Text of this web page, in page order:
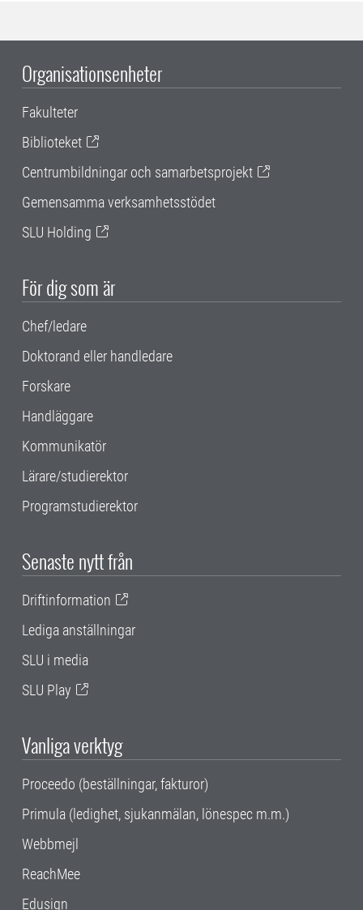
Organisationsenheter
Fakulteter
Biblioteket
Centrumbildningar och samarbetsprojekt
Gemensamma verksamhetsstödet
SLU Holding
För dig som är
Chef/ledare
Doktorand eller handledare
Forskare
Handläggare
Kommunikatör
Lärare/studierektor
Programstudierektor
Senaste nytt från
Driftinformation
Lediga anställningar
SLU i media
SLU Play
Vanliga verktyg
Proceedo (beställningar, fakturor)
Primula (ledighet, sjukanmälan, lönespec m.m.)
Webbmejl
ReachMee
Edusign